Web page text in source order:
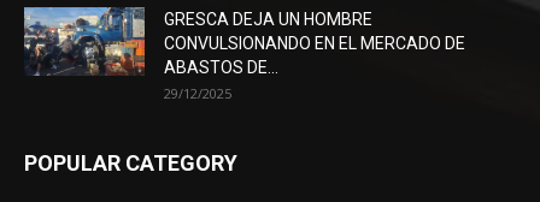
GRESCA DEJA UN HOMBRE
CONVULSIONANDO EN EL MERCADO DE
ABASTOS DE...
29/12/2025
POPULAR CATEGORY